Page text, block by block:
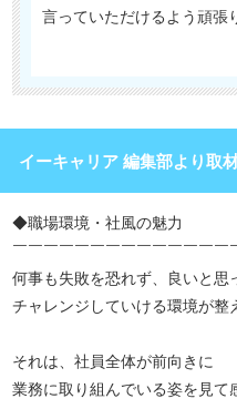
言っていただけるよう頑
イーキャリア 編集部より取
◆職場環境・社風の魅力
￣￣￣￣￣￣￣￣￣￣￣￣￣￣
何事も失敗を恐れず、良いと思
チャレンジしていける環境が整
それは、社員全体が前向きに
業務に取り組んでいる姿を見て